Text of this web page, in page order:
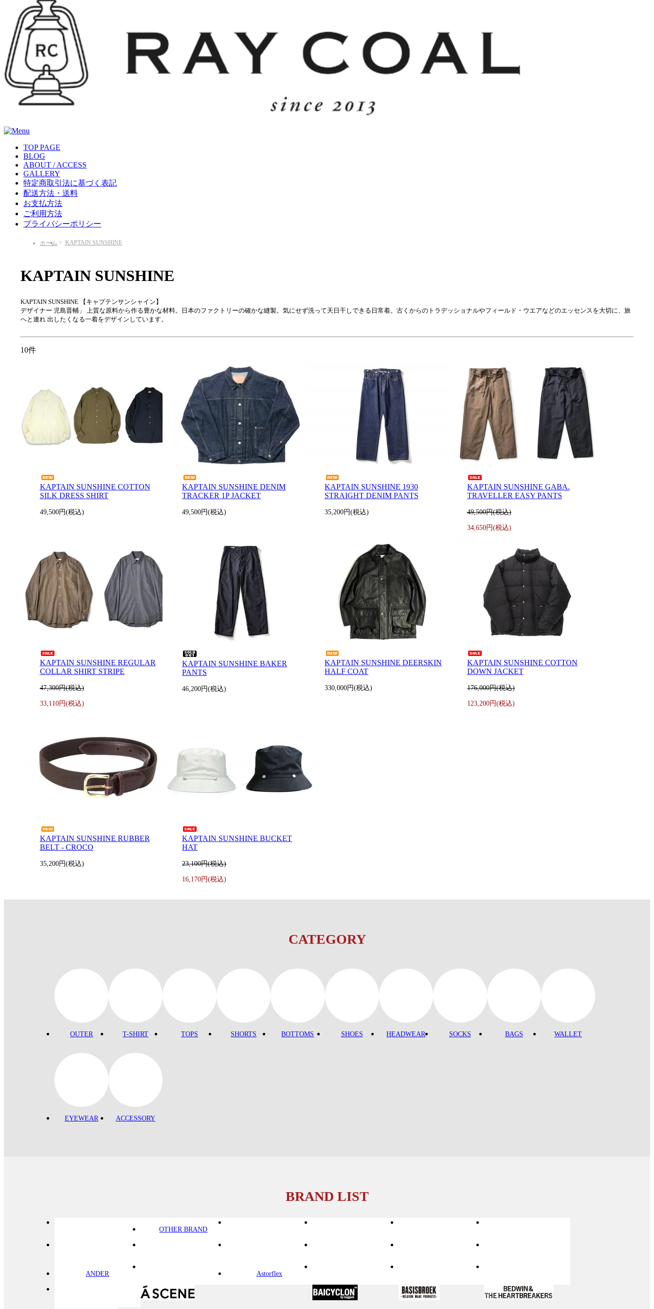
TOP PAGE
BLOG
ABOUT / ACCESS
GALLERY
特定商取引法に基づく表記
配送方法・送料
お支払方法
ご利用方法
プライバシーポリシー
ホーム KAPTAIN SUNSHINE
KAPTAIN SUNSHINE
KAPTAIN SUNSHINE 【キャプテンサンシャイン】
デザイナー 児島晋輔」 上質な原料から作る豊かな材料。日本のファクトリーの確かな縫製。気にせず洗って天日干しできる日常着。古くからのトラデッショナルやフィールド・ウエアなどのエッセンスを大切に、旅
へと連れ 出したくなる一着をデザインしています。
10件
KAPTAIN SUNSHINE COTTON
SILK DRESS SHIRT
49,500円(税込)
KAPTAIN SUNSHINE DENIM
TRACKER 1P JACKET
49,500円(税込)
KAPTAIN SUNSHINE 1930
STRAIGHT DENIM PANTS
35,200円(税込)
KAPTAIN SUNSHINE GABA.
TRAVELLER EASY PANTS
49,500円(税込)
34,650円(税込)
KAPTAIN SUNSHINE REGULAR
COLLAR SHIRT STRIPE
47,300円(税込)
33,110円(税込)
KAPTAIN SUNSHINE BAKER
PANTS
46,200円(税込)
KAPTAIN SUNSHINE DEERSKIN
HALF COAT
330,000円(税込)
KAPTAIN SUNSHINE COTTON
DOWN JACKET
176,000円(税込)
123,200円(税込)
KAPTAIN SUNSHINE RUBBER
BELT - CROCO
35,200円(税込)
KAPTAIN SUNSHINE BUCKET
HAT
23,100円(税込)
16,170円(税込)
CATEGORY
OUTER T-SHIRT TOPS SHORTS BOTTOMS SHOES HEADWEAR SOCKS BAGS WALLET
EYEWEAR ACCESSORY
BRAND LIST
OTHER BRAND
ANDER Astorflex